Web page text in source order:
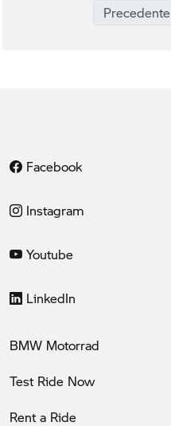
Precedente
Facebook
Instagram
Youtube
LinkedIn
BMW Motorrad
Test Ride Now
Rent a Ride